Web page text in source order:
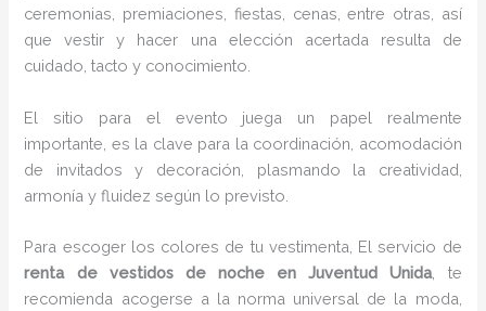
ceremonias, premiaciones, fiestas, cenas, entre otras, así
que vestir y hacer una elección acertada resulta de
cuidado, tacto y conocimiento.
El sitio para el evento juega un papel realmente
importante, es la clave para la coordinación, acomodación
de invitados y decoración, plasmando la creatividad,
armonía y fluidez según lo previsto.
Para escoger los colores de tu vestimenta, El servicio de
renta de vestidos de noche en Juventud Unida, te
recomienda acogerse a la norma universal de la moda,